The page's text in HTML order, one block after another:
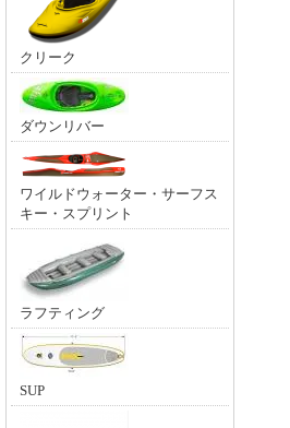
クリーク
ダウンリバー
ワイルドウォーター・サーフス
キー・スプリント
ラフティング
SUP